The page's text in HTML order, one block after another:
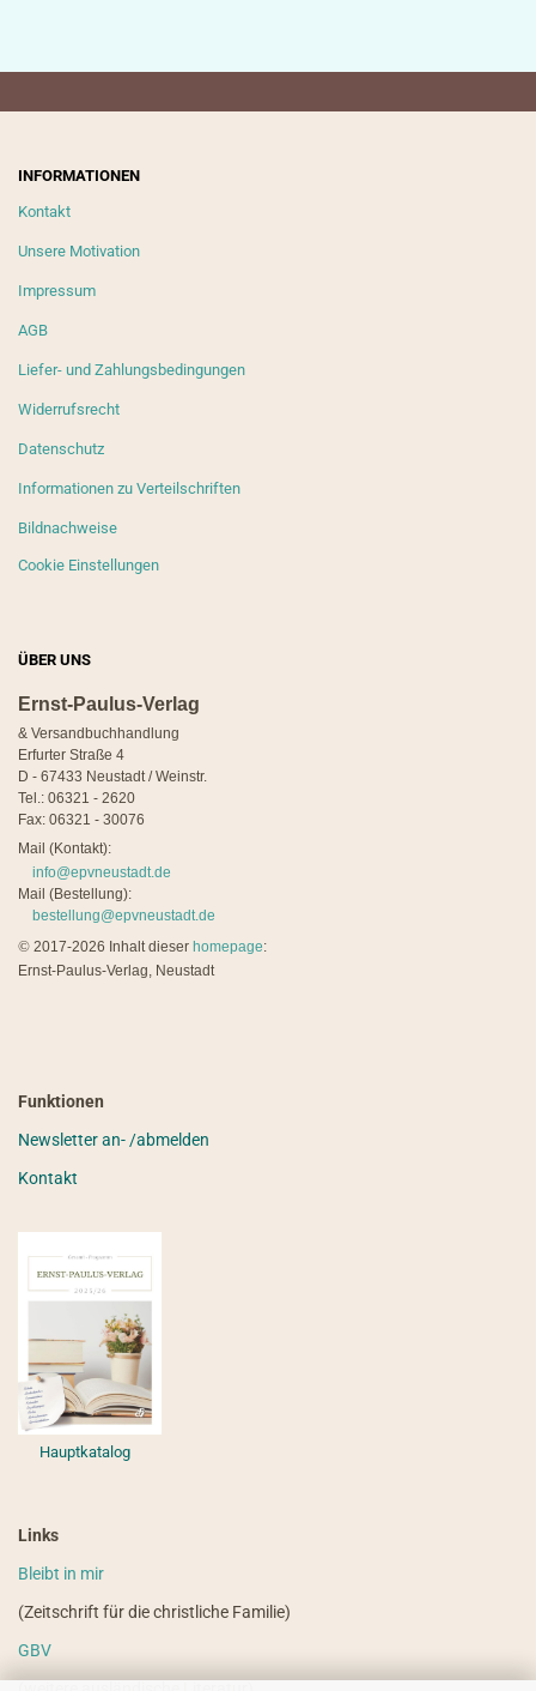
INFORMATIONEN
Kontakt
Unsere Motivation
Impressum
AGB
Liefer- und Zahlungsbedingungen
Widerrufsrecht
Datenschutz
Informationen zu Verteilschriften
Bildnachweise
Cookie Einstellungen
ÜBER UNS
Ernst-Paulus-Verlag
& Versandbuchhandlung
Erfurter Straße 4
D - 67433 Neustadt / Weinstr.
Tel.: 06321 - 2620
Fax: 06321 - 30076
Mail (Kontakt):
info@epvneustadt.de
Mail (Bestellung):
bestellung@epvneustadt.de
© 2017-2026 Inhalt dieser homepage:
Ernst-Paulus-Verlag, Neustadt
Funktionen
Newsletter an- /abmelden
Kontakt
Hauptkatalog
Links
Bleibt in mir
(Zeitschrift für die christliche Familie)
GBV